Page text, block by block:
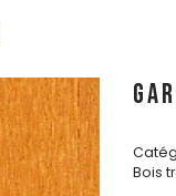
Bois